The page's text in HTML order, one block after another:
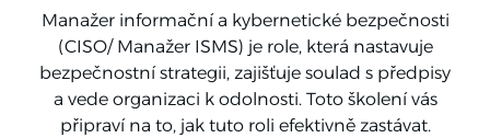
Manažer informační a kybernetické bezpečnosti
(CISO/ Manažer ISMS) je role, která nastavuje
bezpečnostní strategii, zajišťuje soulad s předpisy
a vede organizaci k odolnosti. Toto školení vás
připraví na to, jak tuto roli efektivně zastávat.